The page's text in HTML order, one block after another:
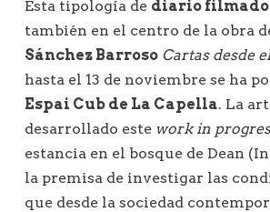
Esta tipología de diario filmado
también en el centro de la obra
Sánchez Barroso Cartas desde
hasta el 13 de noviembre se ha
Espai Cub de La Capella. La
desarrollado este work in
estancia en el bosque de Dean
la premisa de investigar las
que desde la sociedad